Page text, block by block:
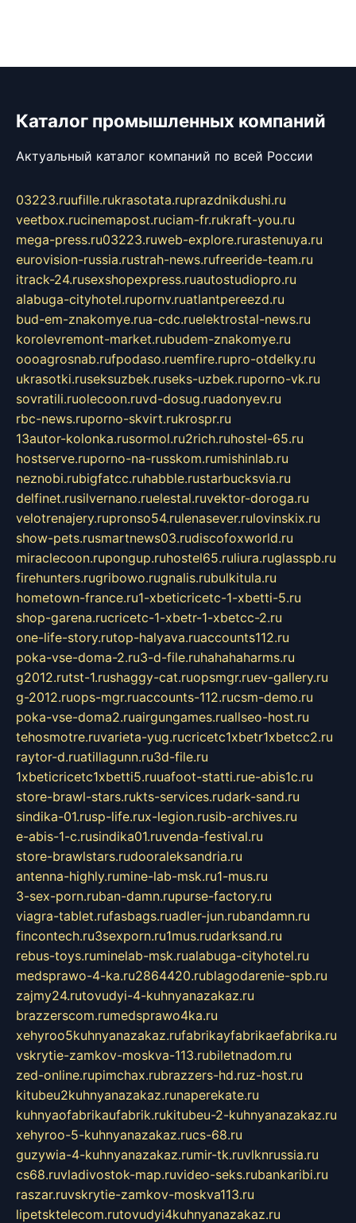
Каталог промышленных компаний
Актуальный каталог компаний по всей России
03223.ruufille.rukrasotata.ruprazdnikdushi.ru
veetbox.rucinemapost.ruciam-fr.rukraft-you.ru
mega-press.ru03223.ruweb-explore.rurastenuya.ru
eurovision-russia.rustrah-news.rufreeride-team.ru
itrack-24.rusexshopexpress.ruautostudiopro.ru
alabuga-cityhotel.rupornv.ruatlantpereezd.ru
bud-em-znakomye.rua-cdc.ruelektrostal-news.ru
korolevremont-market.rubudem-znakomye.ru
oooagrosnab.rufpodaso.ruemfire.rupro-otdelky.ru
ukrasotki.ruseksuzbek.ruseks-uzbek.ruporno-vk.ru
sovratili.ruolecoon.ruvd-dosug.ruadonyev.ru
rbc-news.ruporno-skvirt.rukrospr.ru
13autor-kolonka.rusormol.ru2rich.ruhostel-65.ru
hostserve.ruporno-na-russkom.rumishinlab.ru
neznobi.rubigfatcc.ruhabble.rustarbucksvia.ru
delfinet.rusilvernano.ruelestal.ruvektor-doroga.ru
velotrenajery.rupronso54.rulenasever.rulovinskix.ru
show-pets.rusmartnews03.rudiscofoxworld.ru
miraclecoon.rupongup.ruhostel65.ruliura.ruglasspb.ru
firehunters.rugribowo.rugnalis.rubulkitula.ru
hometown-france.ru1-xbeticricetc-1-xbetti-5.ru
shop-garena.rucricetc-1-xbetr-1-xbetcc-2.ru
one-life-story.rutop-halyava.ruaccounts112.ru
poka-vse-doma-2.ru3-d-file.ruhahahaharms.ru
g2012.rutst-1.rushaggy-cat.ruopsmgr.ruev-gallery.ru
g-2012.ruops-mgr.ruaccounts-112.rucsm-demo.ru
poka-vse-doma2.ruairgungames.ruallseo-host.ru
tehosmotre.ruvarieta-yug.rucricetc1xbetr1xbetcc2.ru
raytor-d.ruatillagunn.ru3d-file.ru
1xbeticricetc1xbetti5.ruuafoot-statti.rue-abis1c.ru
store-brawl-stars.rukts-services.rudark-sand.ru
sindika-01.rusp-life.rux-legion.rusib-archives.ru
e-abis-1-c.rusindika01.ruvenda-festival.ru
store-brawlstars.rudooraleksandria.ru
antenna-highly.rumine-lab-msk.ru1-mus.ru
3-sex-porn.ruban-damn.rupurse-factory.ru
viagra-tablet.rufasbags.ruadler-jun.rubandamn.ru
fincontech.ru3sexporn.ru1mus.rudarksand.ru
rebus-toys.ruminelab-msk.rualabuga-cityhotel.ru
medsprawo-4-ka.ru2864420.rublagodarenie-spb.ru
zajmy24.rutovudyi-4-kuhnyanazakaz.ru
brazzerscom.rumedsprawo4ka.ru
xehyroo5kuhnyanazakaz.rufabrikayfabrikaefabrika.ru
vskrytie-zamkov-moskva-113.rubiletnadom.ru
zed-online.rupimchax.rubrazzers-hd.ruz-host.ru
kitubeu2kuhnyanazakaz.runaperekate.ru
kuhnyaofabrikaufabrik.rukitubeu-2-kuhnyanazakaz.ru
xehyroo-5-kuhnyanazakaz.rucs-68.ru
guzywia-4-kuhnyanazakaz.rumir-tk.ruvlknrussia.ru
cs68.ruvladivostok-map.ruvideo-seks.rubankaribi.ru
raszar.ruvskrytie-zamkov-moskva113.ru
lipetsktelecom.rutovudyi4kuhnyanazakaz.ru